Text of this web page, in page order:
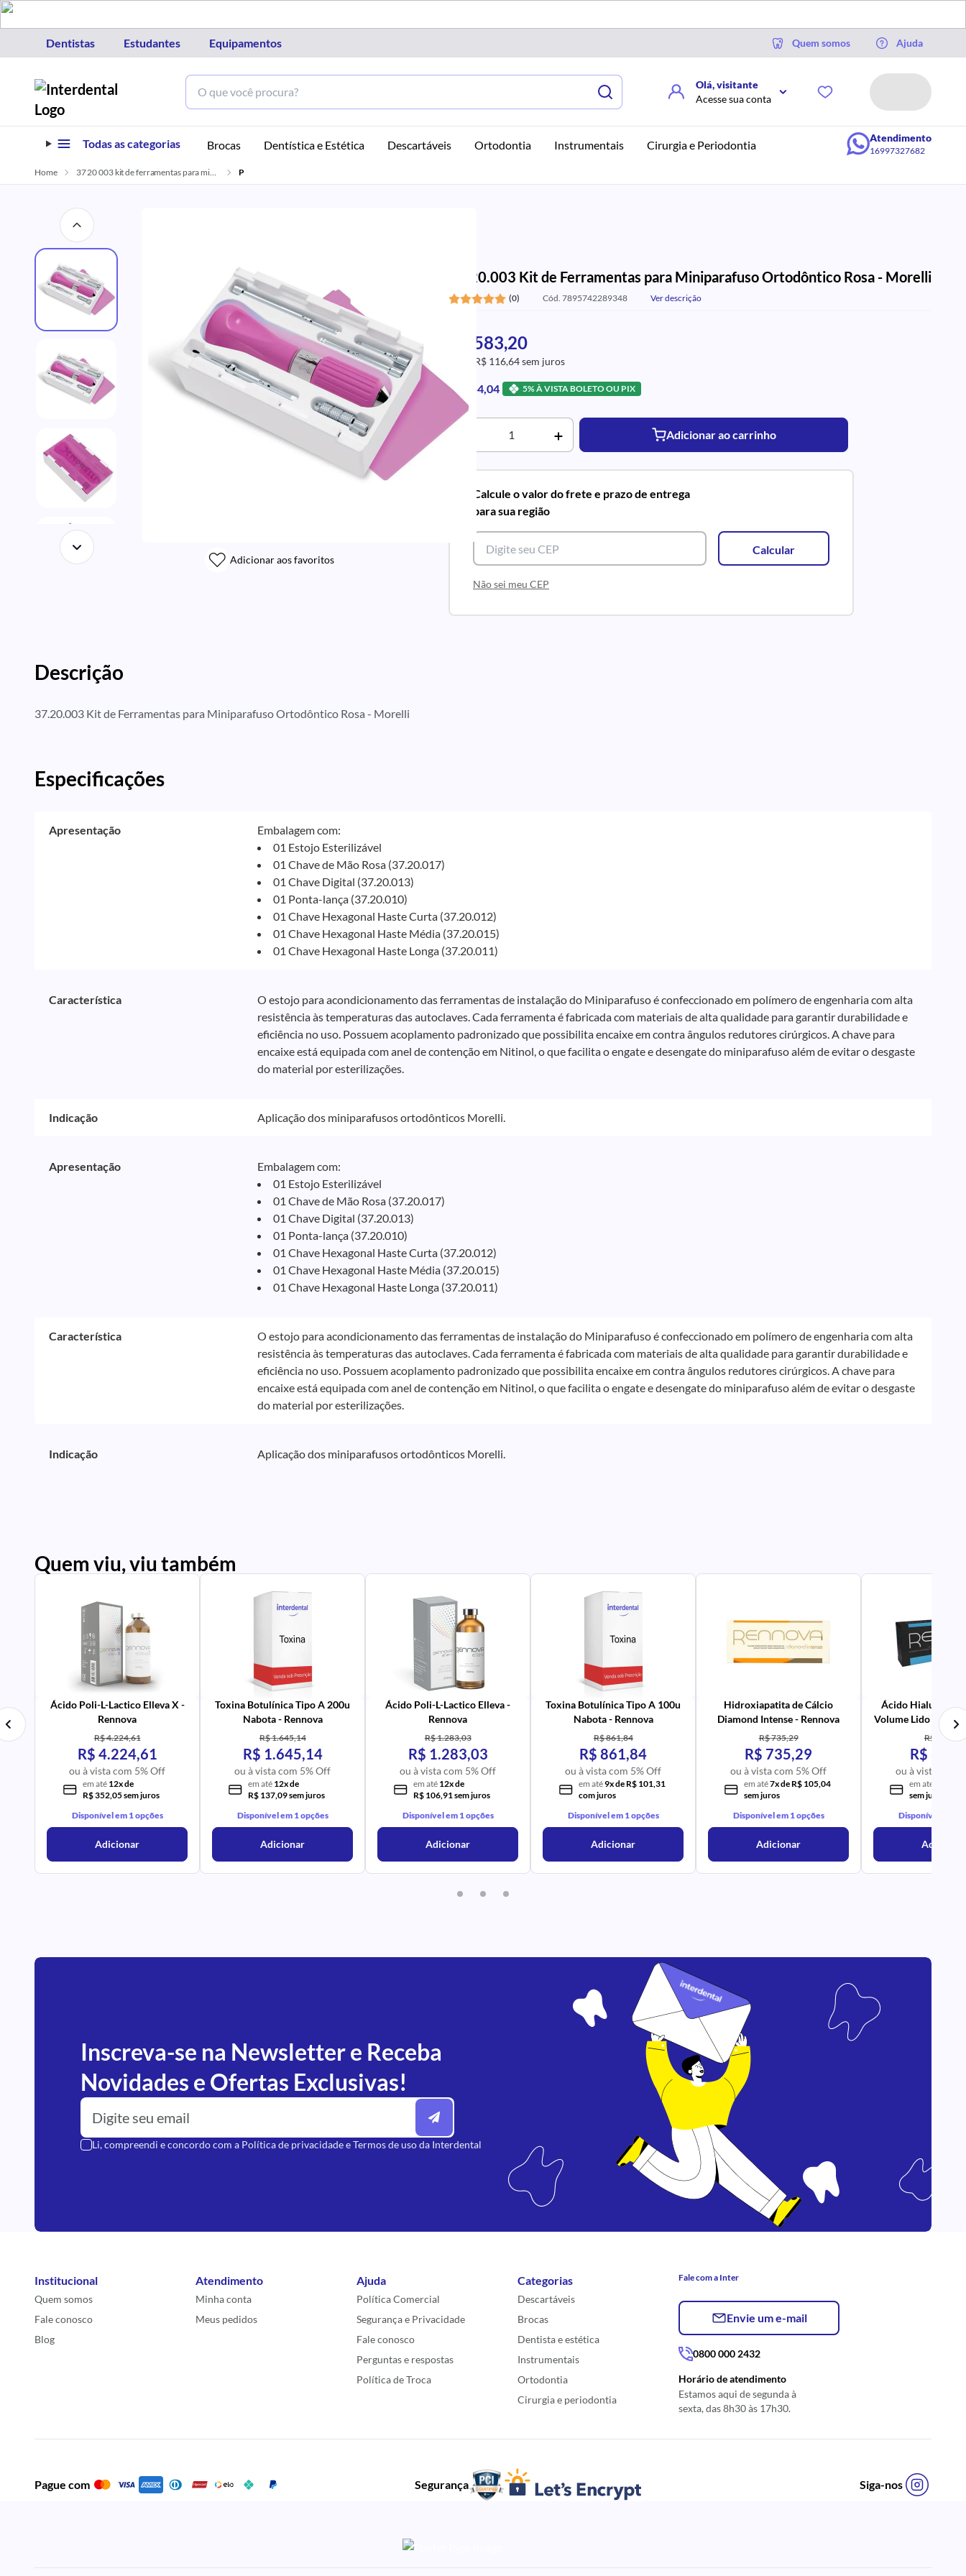
Dentistas Estudantes Equipamentos Quem somos Ajuda
Olá, visitante
Acesse sua conta
Todas as categorias Brocas Dentística e Estética Descartáveis Ortodontia Instrumentais Cirurgia e Periodontia
Atendimento
16997327682
Home
37 20 003 kit de ferramentas para miniparafuso ortodontico rosa morelli P
Adicionar aos favoritos
37.20.003 Kit de Ferramentas para Miniparafuso Ortodôntico Rosa - Morelli
(0) Cód. 7895742289348 Ver descrição
R$ 583,20
5x de R$ 116,64 sem juros
R$ 554,04 5% À VISTA BOLETO OU PIX
Adicionar ao carrinho
Calcule o valor do frete e prazo de entrega
para sua região
Calcular
Não sei meu CEP
Descrição
37.20.003 Kit de Ferramentas para Miniparafuso Ortodôntico Rosa - Morelli
Especificações
Apresentação
Embalagem com:
01 Estojo Esterilizável
01 Chave de Mão Rosa (37.20.017)
01 Chave Digital (37.20.013)
01 Ponta-lança (37.20.010)
01 Chave Hexagonal Haste Curta (37.20.012)
01 Chave Hexagonal Haste Média (37.20.015)
01 Chave Hexagonal Haste Longa (37.20.011)
Característica
O estojo para acondicionamento das ferramentas de instalação do Miniparafuso é confeccionado em polímero de engenharia com alta
resistência às temperaturas das autoclaves. Cada ferramenta é fabricada com materiais de alta qualidade para garantir durabilidade e
eficiência no uso. Possuem acoplamento padronizado que possibilita encaixe em contra ângulos redutores cirúrgicos. A chave para
encaixe está equipada com anel de contenção em Nitinol, o que facilita o engate e desengate do miniparafuso além de evitar o desgaste
do material por esterilizações.
Indicação Aplicação dos miniparafusos ortodônticos Morelli.
Apresentação
Embalagem com:
01 Estojo Esterilizável
01 Chave de Mão Rosa (37.20.017)
01 Chave Digital (37.20.013)
01 Ponta-lança (37.20.010)
01 Chave Hexagonal Haste Curta (37.20.012)
01 Chave Hexagonal Haste Média (37.20.015)
01 Chave Hexagonal Haste Longa (37.20.011)
Característica
O estojo para acondicionamento das ferramentas de instalação do Miniparafuso é confeccionado em polímero de engenharia com alta
resistência às temperaturas das autoclaves. Cada ferramenta é fabricada com materiais de alta qualidade para garantir durabilidade e
eficiência no uso. Possuem acoplamento padronizado que possibilita encaixe em contra ângulos redutores cirúrgicos. A chave para
encaixe está equipada com anel de contenção em Nitinol, o que facilita o engate e desengate do miniparafuso além de evitar o desgaste
do material por esterilizações.
Indicação Aplicação dos miniparafusos ortodônticos Morelli.
Quem viu, viu também
IM UR NA PR
Ácido Poli-L-Lactico Elleva X -
Rennova
R$ 4.224,61
R$ 4.224,61
ou à vista com 5% Off
em até 12x de
R$ 352,05 sem juros
Disponível em 1 opções
Adicionar
Toxina Botulínica Tipo A 200u
Nabota - Rennova
R$ 1.645,14
R$ 1.645,14
ou à vista com 5% Off
em até 12x de
R$ 137,09 sem juros
Disponível em 1 opções
Adicionar
NA PR
Ácido Poli-L-Lactico Elleva -
Rennova
R$ 1.283,03
R$ 1.283,03
ou à vista com 5% Off
em até 12x de
R$ 106,91 sem juros
Disponível em 1 opções
Adicionar
IM UR NA
Toxina Botulínica Tipo A 100u
Nabota - Rennova
R$ 861,84
R$ 861,84
ou à vista com 5% Off
em até9x de R$ 101,31
com juros
Disponível em 1 opções
Adicionar
Hidroxiapatita de Cálcio
Diamond Intense - Rennova
R$ 735,29
R$ 735,29
ou à vista com 5% Off
em até7x de R$ 105,04
sem juros
Disponível em 1 opções
Adicionar
Ácido
Volume Lido com 1
- Rennova
R$ 622,40
R$
ou à vista com
em até
sem juros
Disponível em 1
Adicionar
Inscreva-se na Newsletter e Receba
Novidades e Ofertas Exclusivas!
Li, compreendi e concordo com a Política de privacidadeeTermos de usoda Interdental
Institucional
Quem somos
Fale conosco
Blog
Atendimento
Minha conta
Meus pedidos
Ajuda
Política Comercial
Segurança e Privacidade
Fale conosco
Perguntas e respostas
Política de Troca
Categorias
Descartáveis
Brocas
Dentista e estética
Instrumentais
Ortodontia
Cirurgia e periodontia
Fale com a Inter
Envie um e-mail
0800 000 2432
Horário de atendimento
Estamos aqui de segunda à
sexta, das 8h30 às 17h30.
Pague com Segurança Siga-nos